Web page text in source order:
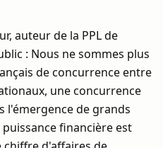
auteur de la PPL de
: Nous ne sommes plus
de concurrence entre
une concurrence
l'émergence de grands
financière est